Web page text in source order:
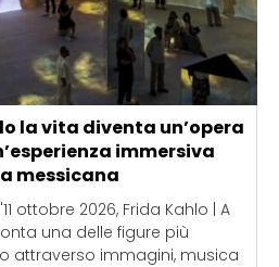
la vita diventa un’opera
immersiva
messicana
ottobre 2026, Frida Kahlo | A
una delle figure più
attraverso immagini, musica